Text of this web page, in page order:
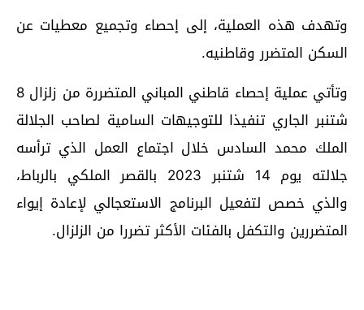
وتهدف هذه العملية، إلى إحصاء وتجميع معطيات عن
السكن المتضرر وقاطنيه.
وتأتي عملية إحصاء قاطني المباني المتضررة من زلزال 8
شتنبر الجاري تنفيذا للتوجيهات السامية لصاحب الجلالة
الملك محمد السادس خلال اجتماع العمل الذي ترأسه
جلالته يوم 14 شتنبر 2023 بالقصر الملكي بالرباط،
والذي خصص لتفعيل البرنامج الاستعجالي لإعادة إيواء
المتضررين والتكفل بالفئات الأكثر تضررا من الزلزال.